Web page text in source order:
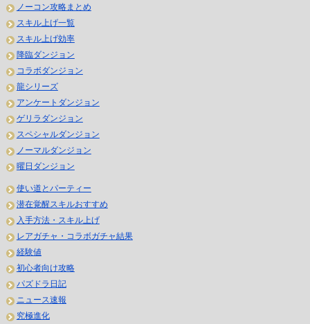
ノーコン攻略まとめ
スキル上げ一覧
スキル上げ効率
降臨ダンジョン
コラボダンジョン
龍シリーズ
アンケートダンジョン
ゲリラダンジョン
スペシャルダンジョン
ノーマルダンジョン
曜日ダンジョン
使い道とパーティー
潜在覚醒スキルおすすめ
入手方法・スキル上げ
レアガチャ・コラボガチャ結果
経験値
初心者向け攻略
パズドラ日記
ニュース速報
究極進化